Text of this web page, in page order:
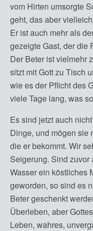
vom Hirten umsorgte
geht, das aber
Er ist auch mehr als
gezeigte Gast, der die
Der Beter ist vielmehr
sitzt mit Gott zu Tisch
wie es der Pflicht des
viele Tage lang, was
Es sind jetzt auch
Dinge, und mögen sie
die er bekommt. Wir
Seigerung. Sind
Wasser ein köstliches
geworden, so sind es
Beter geschenkt
Überleben, aber
Leben, wahres,